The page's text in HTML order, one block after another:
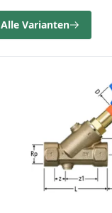
Alle Varianten